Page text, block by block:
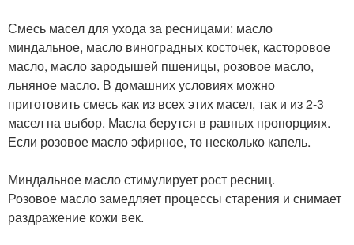
Смесь масел для ухода за ресницами: масло
миндальное, масло виноградных косточек, касторовое
масло, масло зародышей пшеницы, розовое масло,
льняное масло. В домашних условиях можно
приготовить смесь как из всех этих масел, так и из 2-3
масел на выбор. Масла берутся в равных пропорциях.
Если розовое масло эфирное, то несколько капель.
Миндальное масло стимулирует рост ресниц.
Розовое масло замедляет процессы старения и снимает
раздражение кожи век.